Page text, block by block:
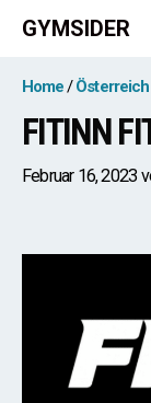
Zum
Inhalt
springen
GYMSIDER
Home Österreich
FITINN
Februar 16, 2023